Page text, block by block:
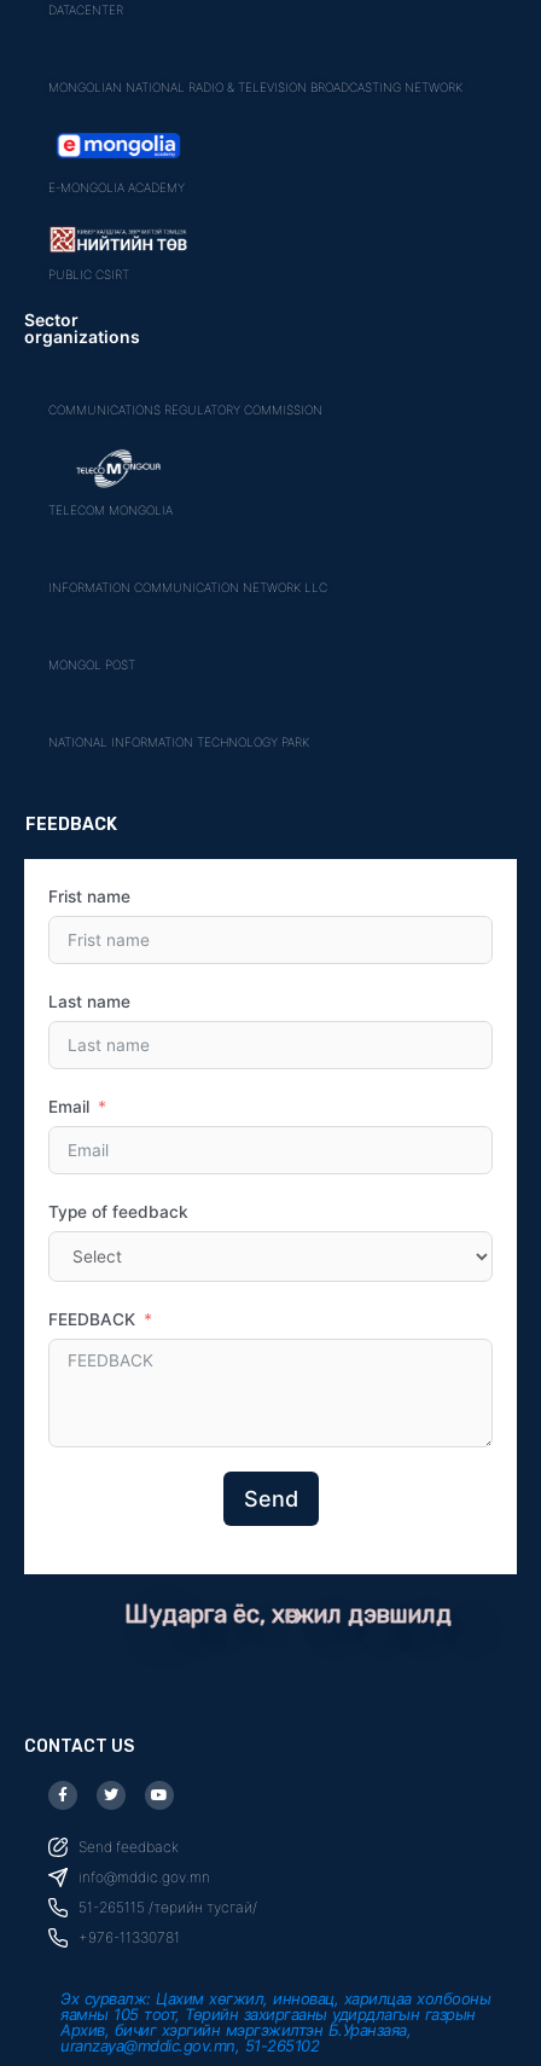
DATACENTER
MONGOLIAN NATIONAL RADIO & TELEVISION BROADCASTING NETWORK
E-MONGOLIA ACADEMY
PUBLIC CSIRT
Sector
organizations
COMMUNICATIONS REGULATORY COMMISSION
TELECOM MONGOLIA
INFORMATION COMMUNICATION NETWORK LLC
MONGOL POST
NATIONAL INFORMATION TECHNOLOGY PARK
FEEDBACK
Frist name
Last name
Email
Type of feedback
FEEDBACK
Send
Шударга ёс, хөгжил дэвшилд
CONTACT US
F
a
c
b
o
o
k
f
T
w
i
t
r
Y
o
u
u
e
Send feedback
info@mddic.gov.mn
51-265115 /төрийн тусгай/
+976-11330781
Эх сурвалж: Цахим хөгжил, инновац, харилцаа холбооны
яамны 105 тоот, Төрийн захиргааны удирдлагын газрын
Архив, бичиг хэргийн мэргэжилтэн Б.Уранзаяа,
uranzaya@mddic.gov.mn, 51-265102